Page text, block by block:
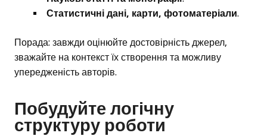
Статистичні дані, карти, фотоматеріали.
Порада: завжди оцінюйте достовірність джерел,
зважайте на контекст їх створення та можливу
упередженість авторів.
Побудуйте логічну
структуру роботи